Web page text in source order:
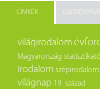
CÍMKÉK
világirodalom
Magyarország
irodalom szépirodalom
világnap 19. század